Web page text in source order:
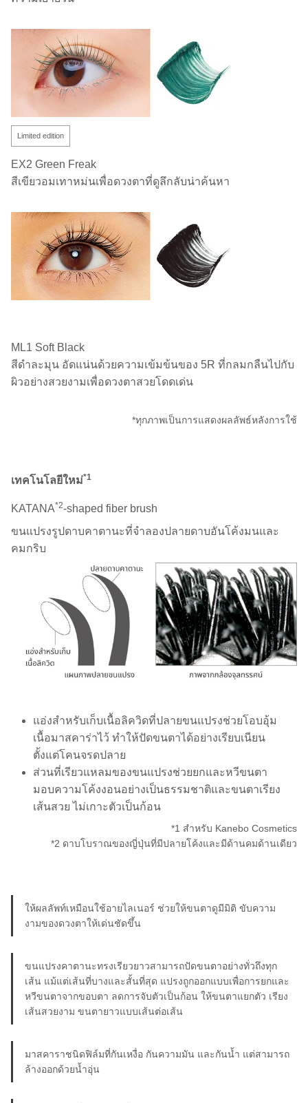
Limited edition
EX2 Green Freak
สีเขียวอมเทาหม่นเพื่อดวงตาที่ดูลึกลับน่าค้นหา
ML1 Soft Black
สีดำละมุน อัดแน่นด้วยความเข้มข้นของ 5R ที่กลมกลืนไปกับ
ผิวอย่างสวยงามเพื่อดวงตาสวยโดดเด่น
*ทุกภาพเป็นการแสดงผลลัพธ์หลังการใช้
เทคโนโลยีใหม่*1
KATANA*2-shaped fiber brush
ขนแปรงรูปดาบคาตานะที่จำลองปลายดาบอันโค้งมนและ
คมกริบ
แอ่งสำหรับเก็บเนื้อลิควิดที่ปลายขนแปรงช่วยโอบอุ้ม
เนื้อมาสคาร่าไว้ ทำให้ปัดขนตาได้อย่างเรียบเนียน
ตั้งแต่โคนจรดปลาย
ส่วนที่เรียวแหลมของขนแปรงช่วยยกและหวีขนตา
มอบความโค้งงอนอย่างเป็นธรรมชาติและขนตาเรียง
เส้นสวย ไม่เกาะตัวเป็นก้อน
*1 สำหรับ Kanebo Cosmetics
*2 ดาบโบราณของญี่ปุ่นที่มีปลายโค้งและมีด้านคมด้านเดียว
ให้ผลลัพท์เหมือนใช้อายไลเนอร์ ช่วยให้ขนตาดูมีมิติ ขับความ
งามของดวงตาให้เด่นชัดขึ้น
ขนแปรงคาตานะทรงเรียวยาวสามารถปัดขนตาอย่างทั่วถึงทุก
เส้น แม้แต่เส้นที่บางและสั้นที่สุด แปรงถูกออกแบบเพื่อการยกและ
หวีขนตาจากขอบตา ลดการจับตัวเป็นก้อน ให้ขนตาแยกตัว เรียง
เส้นสวยงาม ขนตายาวแบบเส้นต่อเส้น
มาสคาราชนิดฟิล์มที่กันเหงื่อ กันความมัน และกันน้ำ แต่สามารถ
ล้างออกด้วยน้ำอุ่น